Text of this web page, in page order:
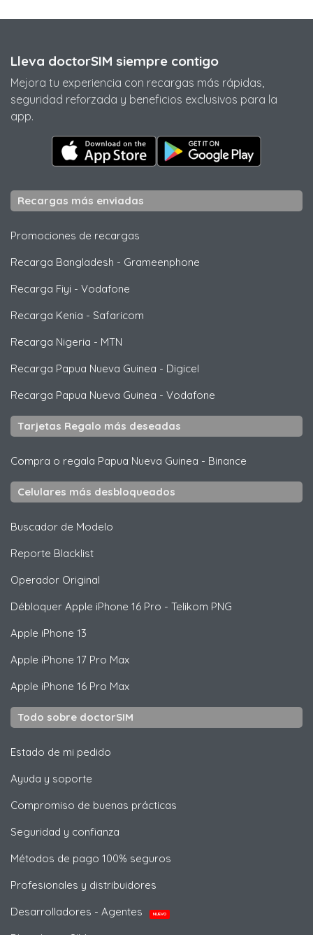
Lleva doctorSIM siempre contigo
Mejora tu experiencia con recargas más rápidas,
seguridad reforzada y beneficios exclusivos para la
app.
Recargas más enviadas
Promociones de recargas
Recarga Bangladesh - Grameenphone
Recarga Fiyi - Vodafone
Recarga Kenia - Safaricom
Recarga Nigeria - MTN
Recarga Papua Nueva Guinea - Digicel
Recarga Papua Nueva Guinea - Vodafone
Tarjetas Regalo más deseadas
Compra o regala Papua Nueva Guinea - Binance
Celulares más desbloqueados
Buscador de Modelo
Reporte Blacklist
Operador Original
Débloquer Apple iPhone 16 Pro - Telikom PNG
Apple iPhone 13
Apple iPhone 17 Pro Max
Apple iPhone 16 Pro Max
Todo sobre doctorSIM
Estado de mi pedido
Ayuda y soporte
Compromiso de buenas prácticas
Seguridad y confianza
Métodos de pago 100% seguros
Profesionales y distribuidores
Desarrolladores - Agentes
NUEVO